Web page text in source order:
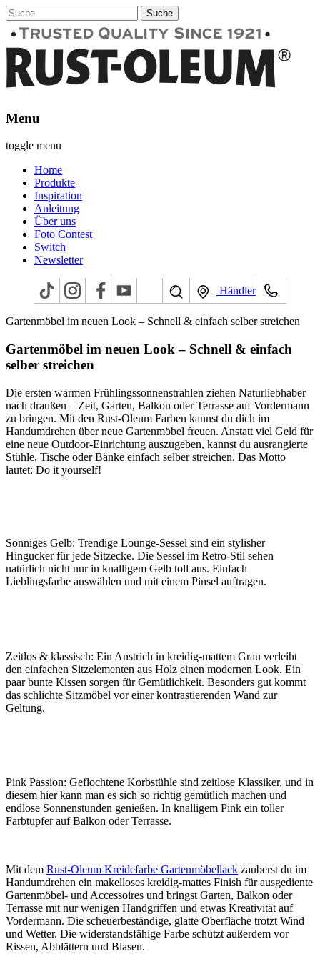
Menu
toggle menu
Home
Produkte
Inspiration
Anleitung
Über uns
Foto Contest
Switch
Newsletter
Händler
Gartenmöbel im neuen Look – Schnell & einfach selber streichen
Gartenmöbel im neuen Look – Schnell & einfach
selber streichen
Die ersten warmen Frühlingssonnenstrahlen ziehen Naturliebhaber
nach draußen – Zeit, Garten, Balkon oder Terrasse auf Vordermann
zu bringen. Mit den Rust-Oleum Farben kannst du dich im
Handumdrehen über neue Gartenmöbel freuen. Anstatt viel Geld für
eine neue Outdoor-Einrichtung auszugeben, kannst du ausrangierte
Stühle, Tische oder Bänke einfach selber streichen. Das Motto
lautet: Do it yourself!
Sonniges Gelb: Trendige Lounge-Sessel sind ein stylisher
Hingucker für jede Sitzecke. Die Sessel im Retro-Stil sehen
natürlich nicht nur in knalligem Gelb toll aus. Einfach
Lieblingsfarbe auswählen und mit einem Pinsel auftragen.
Zeitlos & klassisch: Ein Anstrich in kreidig-mattem Grau verleiht
den einfachen Sitzelementen aus Holz einen modernen Look. Ein
paar bunte Kissen sorgen für Gemütlichkeit. Besonders gut kommt
das schlichte Sitzmöbel vor einer kontrastierenden Wand zur
Geltung.
Pink Passion: Geflochtene Korbstühle sind zeitlose Klassiker, und in
diesem hier kann man es sich so richtig gemütlich machen und
endlose Sonnenstunden genießen. In knalligem Pink ein toller
Farbtupfer auf Balkon oder Terrasse.
Mit dem Rust-Oleum Kreidefarbe Gartenmöbellack zauberst du im
Handumdrehen ein makelloses kreidig-mattes Finish für ausgediente
Gartenmöbel- und Accessoires und bringst Garten, Balkon oder
Terrasse mit nur wenigen Handgriffen und etwas Kreativität auf
Vordermann. Die scheuerbeständige, glatte Oberfläche trotzt Wind
und Wetter. Die widerstandsfähige Farbe schützt außerdem vor
Rissen, Abblättern und Blasen.